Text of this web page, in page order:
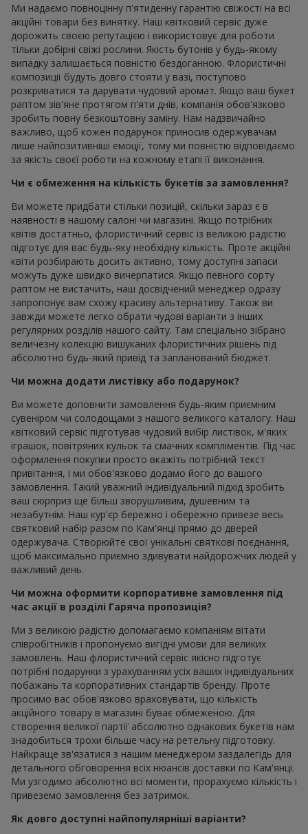
Ми надаємо повноцінну п'ятиденну гарантію свіжості на всі
акційні товари без винятку. Наш квітковий сервіс дуже
дорожить своєю репутацією і використовує для роботи
тільки добірні свіжі рослини. Якість бутонів у будь-якому
випадку залишається повністю бездоганною. Флористичні
композиції будуть довго стояти у вазі, поступово
розкриватися та дарувати чудовий аромат. Якщо ваш букет
раптом зів'яне протягом п'яти днів, компанія обов'язково
зробить повну безкоштовну заміну. Нам надзвичайно
важливо, щоб кожен подарунок приносив одержувачам
лише найпозитивніші емоції, тому ми повністю відповідаємо
за якість своєї роботи на кожному етапі її виконання.
Чи є обмеження на кількість букетів за замовлення?
Ви можете придбати стільки позицій, скільки зараз є в
наявності в нашому салоні чи магазині. Якщо потрібних
квітів достатньо, флористичний сервіс із великою радістю
підготує для вас будь-яку необхідну кількість. Проте акційні
квіти розбирають досить активно, тому доступні запаси
можуть дуже швидко вичерпатися. Якщо певного сорту
раптом не вистачить, наш досвідчений менеджер одразу
запропонує вам схожу красиву альтернативу. Також ви
завжди можете легко обрати чудові варіанти з інших
регулярних розділів нашого сайту. Там спеціально зібрано
величезну колекцію вишуканих флористичних рішень під
абсолютно будь-який привід та запланований бюджет.
Чи можна додати листівку або подарунок?
Ви можете доповнити замовлення будь-яким приємним
сувеніром чи солодощами з нашого великого каталогу. Наш
квітковий сервіс підготував чудовий вибір листівок, м'яких
іграшок, повітряних кульок та смачних компліментів. Під час
оформлення покупки просто вкажіть потрібний текст
привітання, і ми обов'язково додамо його до вашого
замовлення. Такий уважний індивідуальний підхід зробить
ваш сюрприз ще більш зворушливим, душевним та
незабутнім. Наш кур'єр бережно і обережно привезе весь
святковий набір разом по Кам'янці прямо до дверей
одержувача. Створюйте свої унікальні святкові поєднання,
щоб максимально приємно здивувати найдорожчих людей у
важливий день.
Чи можна оформити корпоративне замовлення під
час акції в розділі Гаряча пропозиція?
Ми з великою радістю допомагаємо компаніям вітати
співробітників і пропонуємо вигідні умови для великих
замовлень. Наш флористичний сервіс якісно підготує
потрібні подарунки з урахуванням усіх ваших індивідуальних
побажань та корпоративних стандартів бренду. Проте
просимо вас обов'язково враховувати, що кількість
акційного товару в магазині буває обмеженою. Для
створення великої партії абсолютно однакових букетів нам
знадобиться трохи більше часу на ретельну підготовку.
Найкраще зв'язатися з нашим менеджером заздалегідь для
детального обговорення всіх нюансів доставки по Кам'янці.
Ми узгодимо абсолютно всі моменти, прорахуємо кількість і
привеземо замовлення без затримок.
Як довго доступні найпопулярніші варіанти?